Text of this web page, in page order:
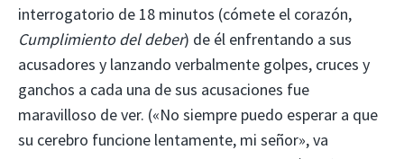
interrogatorio de 18 minutos (cómete el corazón,
Cumplimiento del deber) de él enfrentando a sus
acusadores y lanzando verbalmente golpes, cruces y
ganchos a cada una de sus acusaciones fue
maravilloso de ver. («No siempre puedo esperar a que
su cerebro funcione lentamente, mi señor», va